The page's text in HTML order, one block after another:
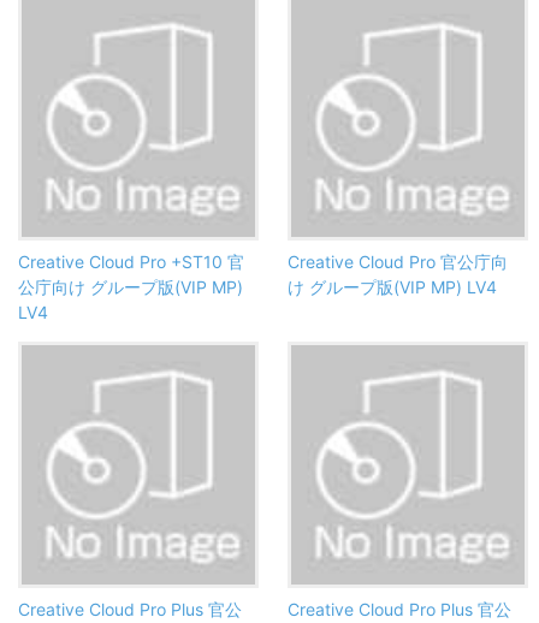
Creative Cloud Pro +ST10 官
公庁向け グループ版(VIP MP)
LV4
Creative Cloud Pro 官公庁向
け グループ版(VIP MP) LV4
Creative Cloud Pro Plus 官公
Creative Cloud Pro Plus 官公